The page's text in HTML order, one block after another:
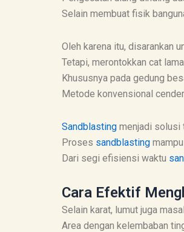
Selain membuat fisik
Oleh karena itu, disarankan
Tetapi, merontokkan cat
Khususnya pada gedung
Metode konvensional
Sandblasting menjadi solusi
Proses sandblasting
Dari segi efisiensi waktu
Cara Efektif
Selain karat, lumut juga
Area dengan kelembaban